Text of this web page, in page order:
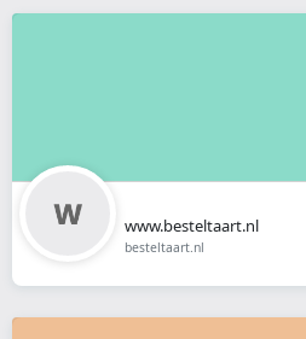
www.besteltaart.nl
besteltaart.nl